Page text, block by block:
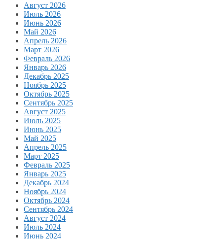
Август 2026
Июль 2026
Июнь 2026
Май 2026
Апрель 2026
Март 2026
Февраль 2026
Январь 2026
Декабрь 2025
Ноябрь 2025
Октябрь 2025
Сентябрь 2025
Август 2025
Июль 2025
Июнь 2025
Май 2025
Апрель 2025
Март 2025
Февраль 2025
Январь 2025
Декабрь 2024
Ноябрь 2024
Октябрь 2024
Сентябрь 2024
Август 2024
Июль 2024
Июнь 2024